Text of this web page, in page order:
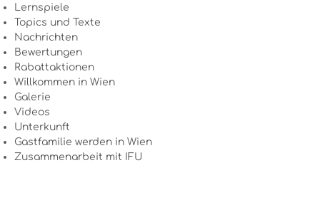
Lernspiele
Topics und Texte
Nachrichten
Bewertungen
Rabattaktionen
Willkommen in Wien
Galerie
Videos
Unterkunft
Gastfamilie werden in Wien
Zusammenarbeit mit IFU